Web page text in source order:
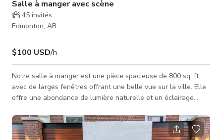
Salle à manger avec scène
45 invités
Edmonton, AB
$100 USD/h
Notre salle à manger est une pièce spacieuse de 800 sq. ft.,
avec de larges fenêtres offrant une belle vue sur la ville. Elle
offre une abondance de lumière naturelle et un éclairage
une scène où des artistes locaux se produisent pour votre
divertissement pendant que vous mangez et buvez. Avec un